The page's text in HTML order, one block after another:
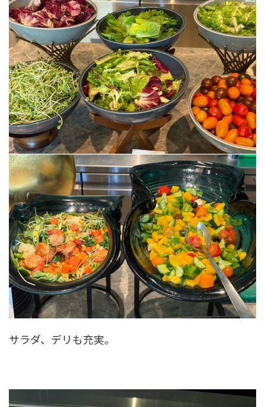
サラダ、デリも充実。